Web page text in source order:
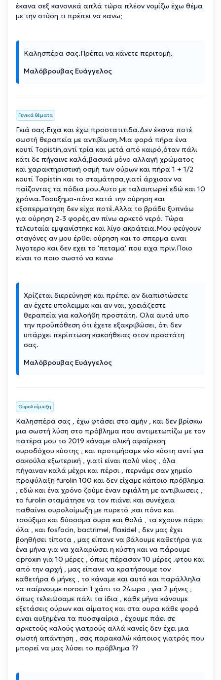
έκανα σεξ κανονικά απλά τώρα πλέον νομίζω έχω θέμα
με την στύση τι πρέπει να κανω;
Καλησπέρα σας.Πρέπει να κάνετε περιτομή.
Μαλόβρουβας Ευάγγελος
Γενικά θέματα
Γειά σας.Ειχα και έχω προστατιτιδα.Δεν έκανα ποτέ
σωστή θεραπεία με αντιβίωση.Μια φορά πήρα ένα
κουτί Τοpistin,αντί τρία και μετά από καιρό,όταν πάλι
κάτι δε πήγαινε καλά,βασικά μόνο αλλαγή χρώματος
και χαρακτηριστική οσμή των ούρων και πήρα 1 + 1/2
κουτί Topistin και το σταμάτησα,γιατί άρχισαν να
παίζοντας τα πόδια μου.Αυτο με ταλαιπωρεί εδώ και 10
χρόνια.Τσουξημο-πόνο κατά την ούρηση και
εξσπερματηση δεν είχα ποτέ.Αλλα το βράδυ ξυπνάω
για ούρηση 2-3 φορές,αν πίνω αρκετό νερό. Τώρα
τελευταία εμφανίστηκε και λίγο ακράτεια.Μου φεύγουν
σταγόνες αν μου έρθει ούρηση και το σπερμα ειναι
λιγοτερο και δεν εχει το 'πεταμα' που ειχα πριν.Ποιο
είναι το ποιο σωστό να κανω
Χρίζεται διερεύνηση και πρέπει αν διαπιστώσετε
αν έχετε υπολειμμα και αν ναι, χρειάζεστε
θεραπεία για καλοήθη προστάτη. Ολα αυτά υπο
την προϋπόθεση ότι έχετε εξακριβώσει, ότι δεν
υπάρχει περίπτωση κακοήθειας στον προστάτη
σας.
Μαλόβρουβας Ευάγγελος
Ουρολοίμωξη
Καλησπέρα σας , έχω φτάσει στο αμήν , και δεν βρίσκω
μια σωστή λύση στο πρόβλημα που αντιμετωπίζω με τον
πατέρα μου το 2019 κάναμε ολική αφαίρεση
ουροδόχου κύστης , και προτιμήσαμε νέο κύστη αντί για
σακούλα εξωτερική , γιατί είναι πολύ νέος , όλα
πήγαιναν καλά μέχρι και πέρσι , περνάμε σαν χημείο
προφύλαξη furolin 100 και δεν είχαμε κάποιο πρόβλημα
, εδώ και ένα χρόνο ζούμε έναν εφιάλτη με αντιβιωσεις ,
το furolin σταμάτησε να τον πιάνει και συνέχεια
παθαίνει ουρολοίμωξη με πυρετό ,και πόνο και
τσούξιμο και δύσοσμα ουρα και θολά , τα εχουνε πάρει
όλα , και fosfocin, bactrimel, flaxidel , δεν μας έχει
βοηθήσει τίποτα , μας είπανε να βάλουμε καθετήρα για
ένα μήνα για να χαλαρώσει η κύστη και να πάρουμε
ciproxin για 10 μέρες , όπως πέρασαν 10 μέρες .φτου και
από την αρχή , μας είπανε να κρατήσουμε τον
καθετήρα 6 μήνες , το κάναμε και αυτό και παράλληλα
να παίρνουμε norocin 1 χάπι το 24ωρο , για 2 μήνες ,
όπως τελειώσαμε πάλι τα ίδια , κάθε μήνα κάνουμε
εξετάσεις ούρων και αίματος και στα ουρα κάθε φορά
ειναι αυξημένα τα πυοσφαίρια , έχουμε πάει σε
αρκετούς καλούς γιατρούς αλλά κανείς δεν έχει μια
σωστή απάντηση , σας παρακαλώ κάποιος γιατρός που
μπορεί να μας λύσει το πρόβλημα ??